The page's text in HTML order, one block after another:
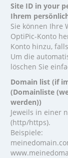
Site ID in your
Ihrem
Sie können Ihre
OptiPic-Konto
Konto hinzu,
Um die
löschen Sie
Domain list (if
(Domainliste
werden))
Jeweils in einer
(http/https).
Beispiele: